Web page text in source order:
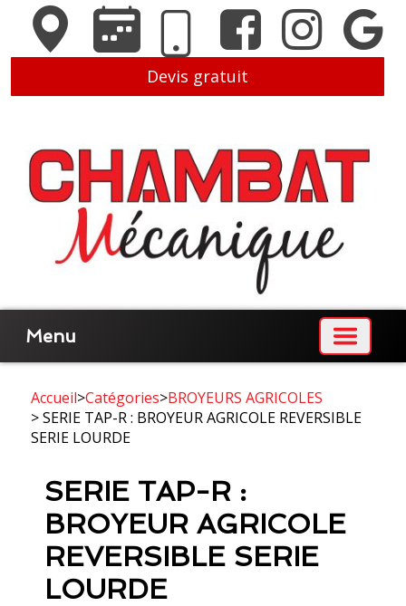
Devis gratuit
Menu
Accueil>Catégories>BROYEURS AGRICOLES
> SERIE TAP-R : BROYEUR AGRICOLE REVERSIBLE
SERIE LOURDE
SERIE TAP-R :
BROYEUR AGRICOLE
REVERSIBLE SERIE
LOURDE